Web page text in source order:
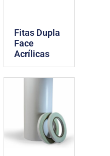
Fitas Dupla
Face
Acrílicas